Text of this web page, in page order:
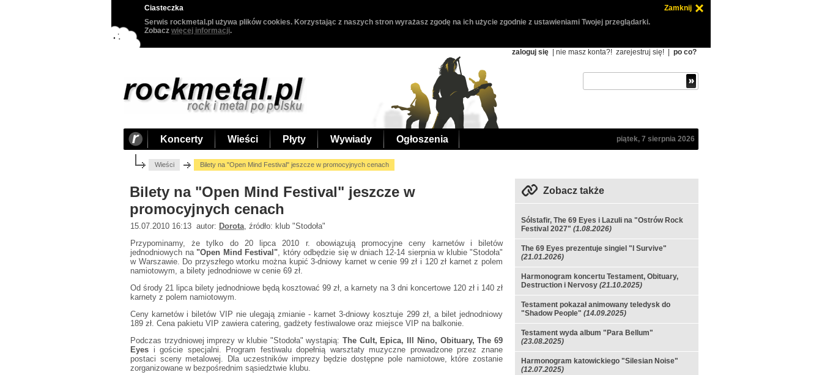
Ciasteczka
Zamknij
Serwis rockmetal.pl używa plików cookies. Korzystając z naszych stron wyrażasz zgodę na ich użycie zgodnie z ustawieniami Twojej przeglądarki.
Zobacz więcej informacji.
zaloguj się | nie masz konta?! zarejestruj się! po co?
Koncerty Wieści Płyty Wywiady Ogłoszenia piątek, 7 sierpnia 2026
Wieści Bilety na "Open Mind Festival" jeszcze w promocyjnych cenach
Bilety na "Open Mind Festival" jeszcze w
promocyjnych cenach
15.07.2010 16:13 autor: Dorota , źródło: klub "Stodoła"
Przypominamy, że tylko do 20 lipca 2010 r. obowiązują promocyjne ceny karnetów i biletów
jednodniowych na "Open Mind Festival" , który odbędzie się w dniach 12-14 sierpnia w klubie "Stodoła"
w Warszawie. Do przyszłego wtorku można kupić 3-dniowy karnet w cenie 99 zł i 120 zł karnet z polem
namiotowym, a bilety jednodniowe w cenie 69 zł.
Od środy 21 lipca bilety jednodniowe będą kosztować 99 zł, a karnety na 3 dni koncertowe 120 zł i 140 zł
karnety z polem namiotowym.
Ceny karnetów i biletów VIP nie ulegają zmianie - karnet 3-dniowy kosztuje 299 zł, a bilet jednodniowy
189 zł. Cena pakietu VIP zawiera catering, gadżety festiwalowe oraz miejsce VIP na balkonie.
Podczas trzydniowej imprezy w klubie "Stodoła" wystąpią: The Cult, Epica, Ill Nino, Obituary, The 69
Eyes i goście specjalni. Program festiwalu dopełnią warsztaty muzyczne prowadzone przez znane
postaci sceny metalowej. Dla uczestników imprezy będzie dostępne pole namiotowe, które zostanie
zorganizowane w bezpośrednim sąsiedztwie klubu.
Zobacz także
Sólstafir, The 69 Eyes i Lazuli na "Ostrów Rock
Festival 2027" (1.08.2026)
The 69 Eyes prezentuje singiel "I Survive"
(21.01.2026)
Harmonogram koncertu Testament, Obituary,
Destruction i Nervosy (21.10.2025)
Testament pokazał animowany teledysk do
"Shadow People" (14.09.2025)
Testament wyda album "Para Bellum"
(23.08.2025)
Harmonogram katowickiego "Silesian Noise"
(12.07.2025)